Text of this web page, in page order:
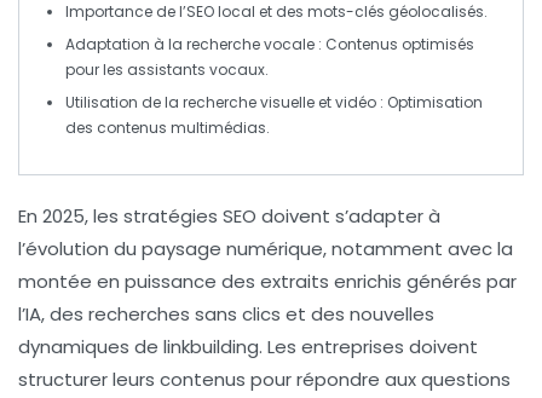
Importance de l’SEO local et des mots-clés géolocalisés.
Adaptation à la recherche vocale : Contenus optimisés
pour les assistants vocaux.
Utilisation de la recherche visuelle et vidéo : Optimisation
des contenus multimédias.
En 2025, les stratégies SEO doivent s’adapter à
l’évolution du paysage numérique, notamment avec la
montée en puissance des extraits enrichis générés par
l’IA, des recherches sans clics et des nouvelles
dynamiques de linkbuilding. Les entreprises doivent
structurer leurs contenus pour répondre aux questions